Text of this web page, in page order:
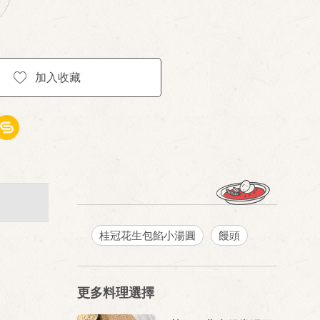
加入收藏
桂冠花生包餡小湯圓 饅頭
更多料理選擇